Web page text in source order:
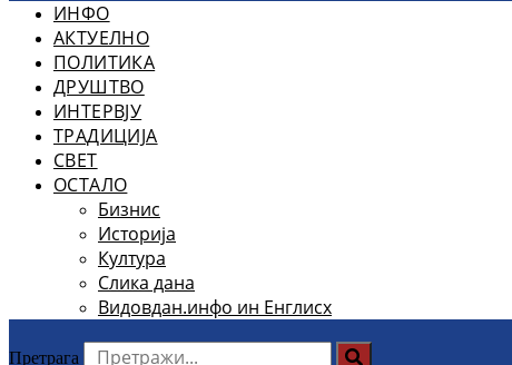
ИНФО
АКТУЕЛНО
ПОЛИТИКА
ДРУШТВО
ИНТЕРВЈУ
ТРАДИЦИЈА
СВЕТ
ОСТАЛО
Бизнис
Историја
Култура
Слика дана
Видовдан.инфо ин Енглисх
Претрага